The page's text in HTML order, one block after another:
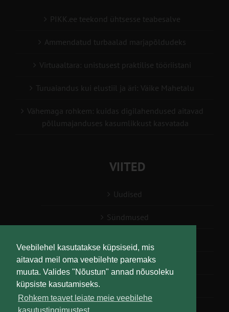
Veebilehel kasutatakse küpsiseid, mis
aitavad meil oma veebilehte paremaks
muuta. Valides "Nõustun" annad nõusoleku
küpsiste kasutamiseks.
Rohkem teavet leiate meie veebilehe
PIKK.ee teekond ühtsesse teabesalve
Ammendatud turbaalad marjapõldudeks
Virtuaaltara: unistusest praktilise tööriistani
Turuaiandus kui elustiil ja äri: Väike Mahetalu
Vähemaga rohkem: kuidas digilahendused aitavad
põllumajanduses kasumlikkust kasvatada
VIITED
Uudised
Sündmused
Teabesalv
Liitu uudiskirjaga